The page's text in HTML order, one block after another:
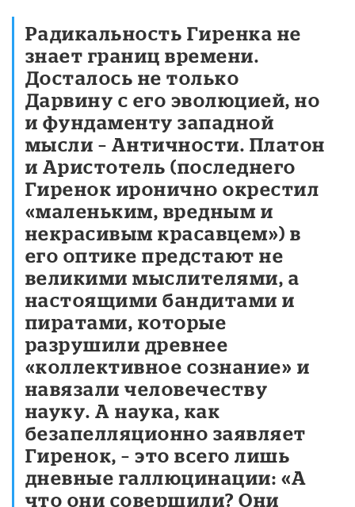
Радикальность Гиренка не
знает границ времени.
Досталось не только
Дарвину с его эволюцией, но
и фундаменту западной
мысли – Античности. Платон
и Аристотель (последнего
Гиренок иронично окрестил
«маленьким, вредным и
некрасивым красавцем») в
его оптике предстают не
великими мыслителями, а
настоящими бандитами и
пиратами, которые
разрушили древнее
«коллективное сознание» и
навязали человечеству
науку. А наука, как
безапелляционно заявляет
Гиренок, – это всего лишь
дневные галлюцинации: «А
что они совершили? Они